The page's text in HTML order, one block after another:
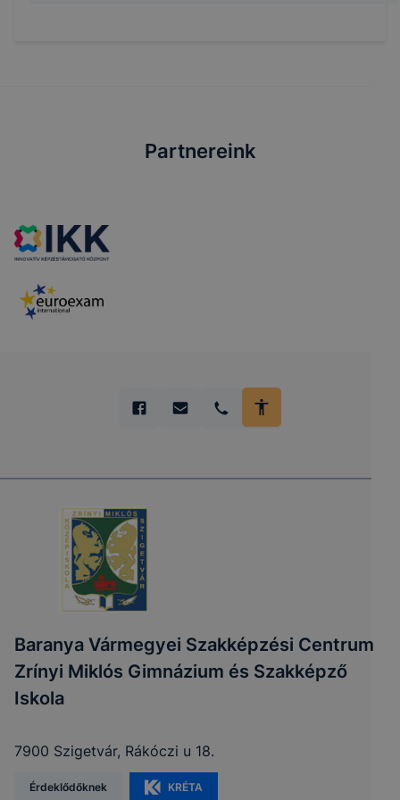
Partnereink
Baranya Vármegyei Szakképzési Centrum
Zrínyi Miklós Gimnázium és Szakképző
Iskola
7900 Szigetvár, Rákóczi u 18.
Érdeklődőknek KRÉTA